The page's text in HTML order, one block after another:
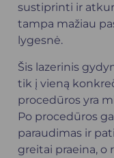
sustiprinti ir
tampa mažiau
lygesnė.
Šis lazerinis
tik į vieną
procedūros yra
Po procedūros
paraudimas ir
greitai praeina, o